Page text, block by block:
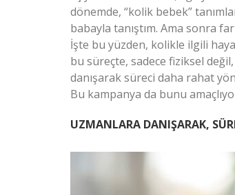
dönemde, “kolik bebek”
babayla tanıştım. Ama sonra
İşte bu yüzden, kolikle ilgili
bu süreçte, sadece fiziksel
danışarak süreci daha rahat
Bu kampanya da bunu
UZMANLARA DANIŞARAK,